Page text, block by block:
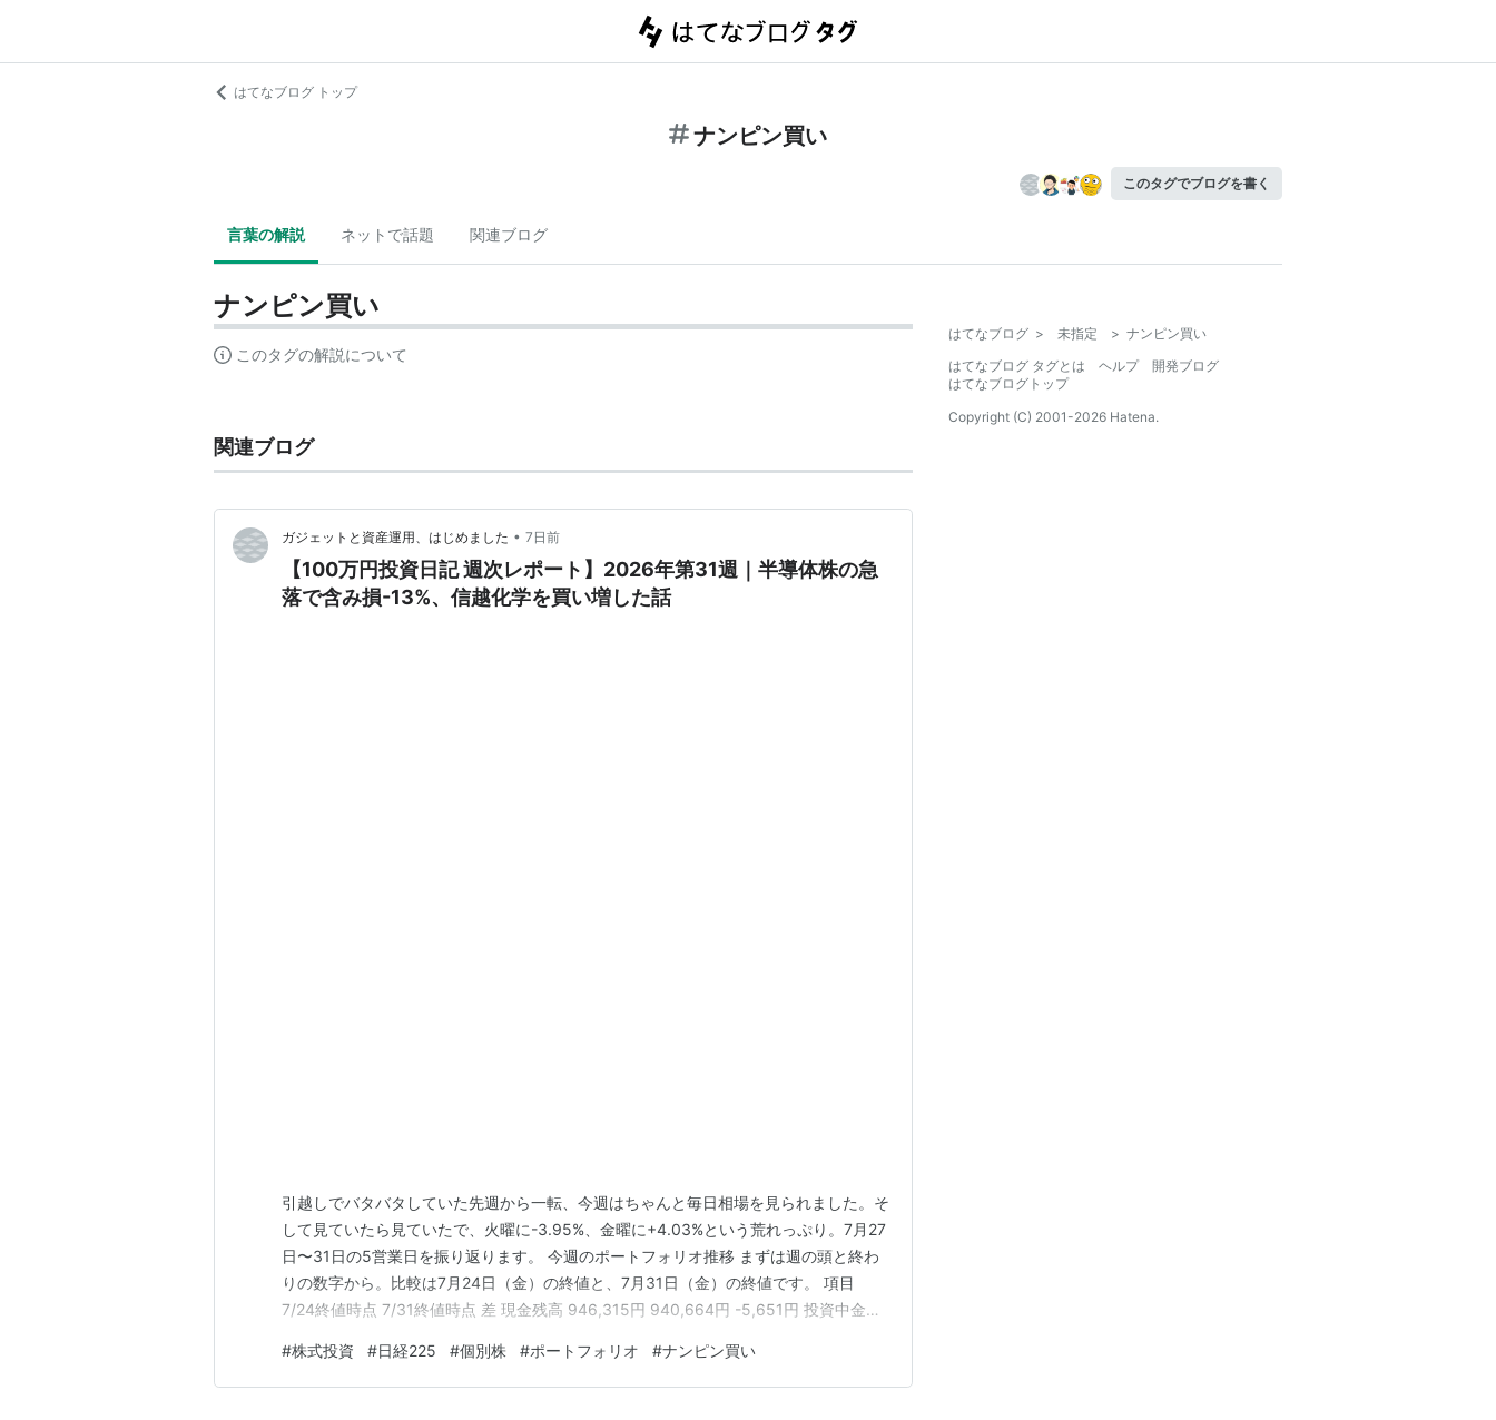
はてなブログ トップ
ナンピン買い
このタグでブログを書く
言葉の解説 ネットで話題 関連ブログ
ナンピン買い
このタグの解説について
関連ブログ
ガジェットと資産運用、はじめました • 7日前
【100万円投資日記 週次レポート】2026年第31週｜半導体株の急
落で含み損-13%、信越化学を買い増した話
引越しでバタバタしていた先週から一転、今週はちゃんと毎日相場を見られました。そ
して見ていたら見ていたで、火曜に-3.95%、金曜に+4.03%という荒れっぷり。7月27
日〜31日の5営業日を振り返ります。 今週のポートフォリオ推移 まずは週の頭と終わ
りの数字から。比較は7月24日（金）の終値と、7月31日（金）の終値です。 項目
7/24終値時点 7/31終値時点 差 現金残高 946,315円 940,664円 -5,651円 投資中金額
比 +2,057円（+0.2…
#株式投資 #日経225 #個別株 #ポートフォリオ #ナンピン買い
はてなブログ > 未指定 > ナンピン買い
はてなブログ タグとは
ヘルプ
開発ブログ
はてなブログトップ
Copyright (C) 2001-2026 Hatena.